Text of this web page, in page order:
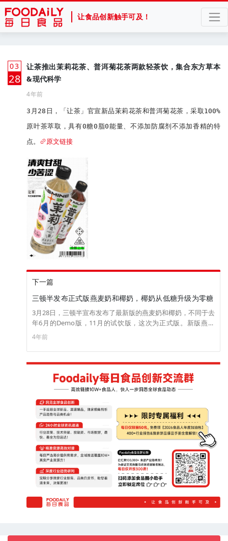
让食品创新触手可及！
03
月
28
让茶推出茉莉花茶、普洱菊花茶两款轻茶饮，集合东方草本
&现代科学
4年前
3月28日，「让茶」官宣新品茉莉花茶和普洱菊花茶，采取100%
原叶茶萃取，具有0糖0脂0能量、不添加防腐剂不添加香精的特
点。
原文链接
下一篇
三顿半发布正式版燕麦奶和椰奶，椰奶从低糖升级为零糖
3月28日，三顿半宣布发布了最新版的燕麦奶和椰奶，不同于去
年6月的Demo版，11月的试饮版，这次为正式版。新版燕麦
奶，实现了更柔和的麦香和口感，配合3号和5号，是更清爽的
燕麦拿铁；同时，优化了椰汁的新鲜度和香气，从低糖升级为
零糖，配合4号和6号，是更清新的生椰拿铁。
4年前